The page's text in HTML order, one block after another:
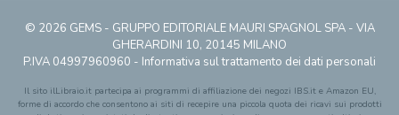
© 2026 GEMS - GRUPPO EDITORIALE MAURI SPAGNOL SPA - VIA
GHERARDINI 10, 20145 MILANO
P.IVA 04997960960 - Informativa sul trattamento dei dati personali
Il sito ilLibraio.it partecipa ai programmi di affiliazione dei negozi IBS.it e Amazon EU,
forme di accordo che consentono ai siti di recepire una piccola quota dei ricavi sui prodotti